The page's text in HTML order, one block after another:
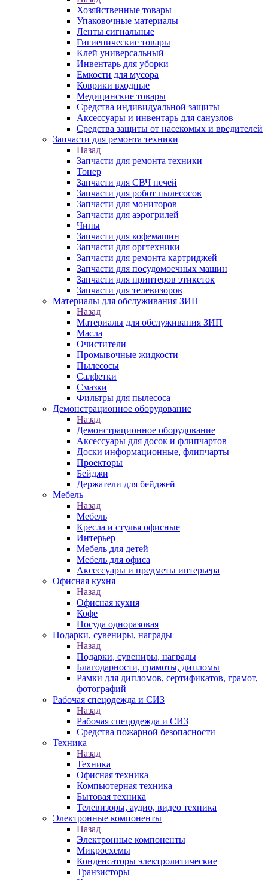
Хозяйственные товары
Упаковочные материалы
Ленты сигнальные
Гигиенические товары
Клей универсальный
Инвентарь для уборки
Емкости для мусора
Коврики входные
Медицинские товары
Средства индивидуальной защиты
Аксессуары и инвентарь для санузлов
Средства защиты от насекомых и вредителей
Запчасти для ремонта техники
Назад
Запчасти для ремонта техники
Тонер
Запчасти для СВЧ печей
Запчасти для робот пылесосов
Запчасти для мониторов
Запчасти для аэрогрилей
Чипы
Запчасти для кофемашин
Запчасти для оргтехники
Запчасти для ремонта картриджей
Запчасти для посудомоечных машин
Запчасти для принтеров этикеток
Запчасти для телевизоров
Материалы для обслуживания ЗИП
Назад
Материалы для обслуживания ЗИП
Масла
Очистители
Промывочные жидкости
Пылесосы
Салфетки
Смазки
Фильтры для пылесоса
Демонстрационное оборудование
Назад
Демонстрационное оборудование
Аксессуары для досок и флипчартов
Доски информационные, флипчарты
Проекторы
Бейджи
Держатели для бейджей
Мебель
Назад
Мебель
Кресла и стулья офисные
Интерьер
Мебель для детей
Мебель для офиса
Аксессуары и предметы интерьера
Офисная кухня
Назад
Офисная кухня
Кофе
Посуда одноразовая
Подарки, сувениры, награды
Назад
Подарки, сувениры, награды
Благодарности, грамоты, дипломы
Рамки для дипломов, сертификатов, грамот,
фотографий
Рабочая спецодежда и СИЗ
Назад
Рабочая спецодежда и СИЗ
Средства пожарной безопасности
Техника
Назад
Техника
Офисная техника
Компьютерная техника
Бытовая техника
Телевизоры, аудио, видео техника
Электронные компоненты
Назад
Электронные компоненты
Микросхемы
Конденсаторы электролитические
Транзисторы